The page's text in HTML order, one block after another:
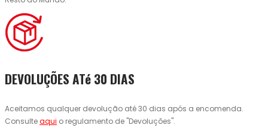
DEVOLUÇÕES ATé 30 DIAS
Aceitamos qualquer devolução até 30 dias após a encomenda.
Consulteaqui o regulamento de "Devoluções".